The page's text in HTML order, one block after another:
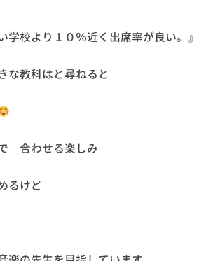
学校より１０％近く出席率が良い。』
教科はと尋ねると
合わせる楽しみ
るけど